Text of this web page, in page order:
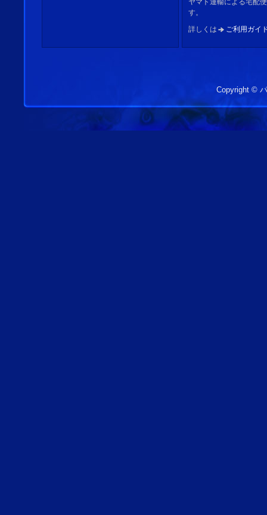
ヤマト運輸による宅配
す。
詳しくは
ご利用ガイ
Copyright ©